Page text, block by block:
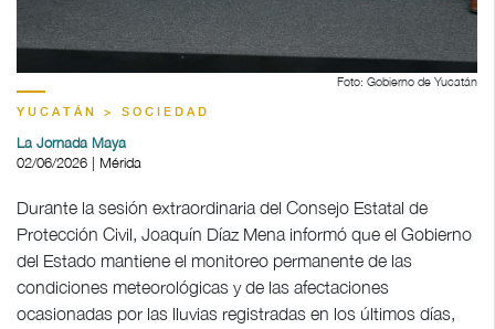
Foto: Gobierno de Yucatán
YUCATÁN > SOCIEDAD
La Jornada Maya
02/06/2026 | Mérida
Durante la sesión extraordinaria del Consejo Estatal de
Protección Civil, Joaquín Díaz Mena informó que el Gobierno
del Estado mantiene el monitoreo permanente de las
condiciones meteorológicas y de las afectaciones
ocasionadas por las lluvias registradas en los últimos días,